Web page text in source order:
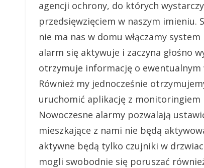
agencji ochrony, do których
przedsięwzięciem w naszym imieniu.
nie ma nas w domu włączamy
alarm się aktywuje i zaczyna głośno
otrzymuje informację o ewentualnym
Również my jednocześnie
uruchomić aplikację z monitoringiem
Nowoczesne alarmy pozwalają
mieszkające z nami nie będą
aktywne będą tylko czujniki w
mogli swobodnie się poruszać